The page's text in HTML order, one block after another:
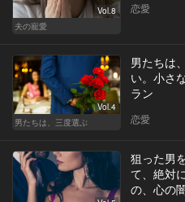
Vol.8
夫の寵愛
恋愛
Vol.4
男たちは、三度選ぶ
男たちは
い。小さ
ラン
恋愛
狙った男
て、絶対
の、心の